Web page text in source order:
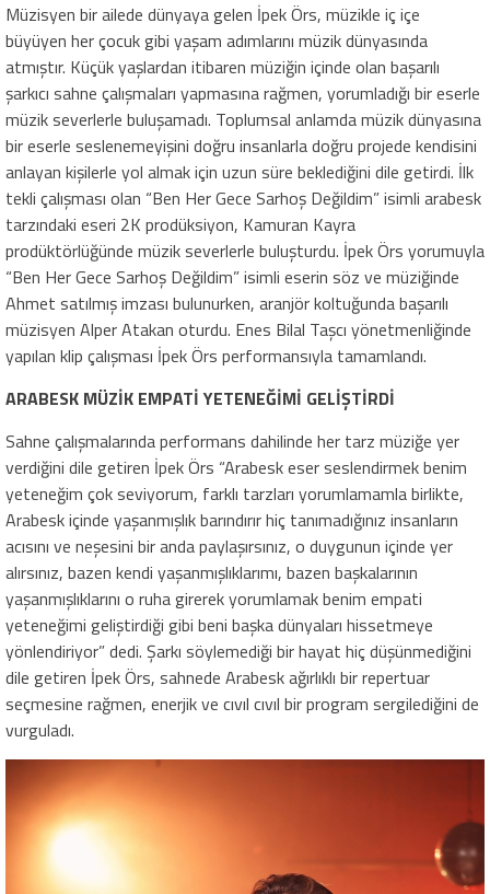
Müzisyen bir ailede dünyaya gelen İpek Örs, müzikle iç içe
büyüyen her çocuk gibi yaşam adımlarını müzik dünyasında
atmıştır. Küçük yaşlardan itibaren müziğin içinde olan başarılı
şarkıcı sahne çalışmaları yapmasına rağmen, yorumladığı bir eserle
müzik severlerle buluşamadı. Toplumsal anlamda müzik dünyasına
bir eserle seslenemeyişini doğru insanlarla doğru projede kendisini
anlayan kişilerle yol almak için uzun süre beklediğini dile getirdi. İlk
tekli çalışması olan “Ben Her Gece Sarhoş Değildim” isimli arabesk
tarzındaki eseri 2K prodüksiyon, Kamuran Kayra
prodüktörlüğünde müzik severlerle buluşturdu. İpek Örs yorumuyla
“Ben Her Gece Sarhoş Değildim” isimli eserin söz ve müziğinde
Ahmet satılmış imzası bulunurken, aranjör koltuğunda başarılı
müzisyen Alper Atakan oturdu. Enes Bilal Taşcı yönetmenliğinde
yapılan klip çalışması İpek Örs performansıyla tamamlandı.
ARABESK MÜZİK EMPATİ YETENEĞİMİ GELİŞTİRDİ
Sahne çalışmalarında performans dahilinde her tarz müziğe yer
verdiğini dile getiren İpek Örs “Arabesk eser seslendirmek benim
yeteneğim çok seviyorum, farklı tarzları yorumlamamla birlikte,
Arabesk içinde yaşanmışlık barındırır hiç tanımadığınız insanların
acısını ve neşesini bir anda paylaşırsınız, o duygunun içinde yer
alırsınız, bazen kendi yaşanmışlıklarımı, bazen başkalarının
yaşanmışlıklarını o ruha girerek yorumlamak benim empati
yeteneğimi geliştirdiği gibi beni başka dünyaları hissetmeye
yönlendiriyor” dedi. Şarkı söylemediği bir hayat hiç düşünmediğini
dile getiren İpek Örs, sahnede Arabesk ağırlıklı bir repertuar
seçmesine rağmen, enerjik ve cıvıl cıvıl bir program sergilediğini de
vurguladı.